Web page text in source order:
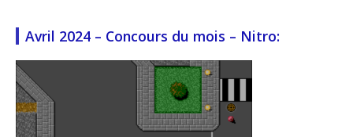
Avril 2024 – Concours du mois – Nitro: